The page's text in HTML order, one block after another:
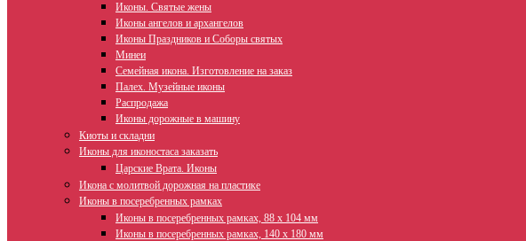
Иконы. Святые жены
Иконы ангелов и архангелов
Иконы Праздников и Соборы святых
Минеи
Семейная икона. Изготовление на заказ
Палех. Музейные иконы
Распродажа
Иконы дорожные в машину
Киоты и складни
Иконы для иконостаса заказать
Царские Врата. Иконы
Икона с молитвой дорожная на пластике
Иконы в посеребренных рамках
Иконы в посеребренных рамках, 88 х 104 мм
Иконы в посеребренных рамках, 140 х 180 мм